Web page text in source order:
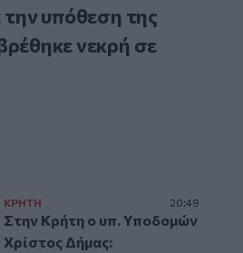
υπόθεση της
νεκρή σε
ΚΡΗΤΗ 20:49
Στην Κρήτη ο υπ. Υποδομών
Χρίστος Δήμας: